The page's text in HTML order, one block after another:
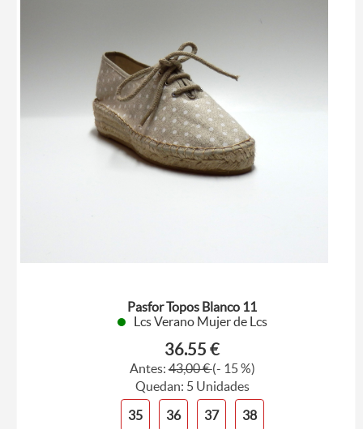
Pasfor Topos Blanco 11
Lcs Verano Mujer de Lcs
36.55 €
Antes:43,00 €(- 15 %)
Quedan: 5 Unidades
35
36 37 38